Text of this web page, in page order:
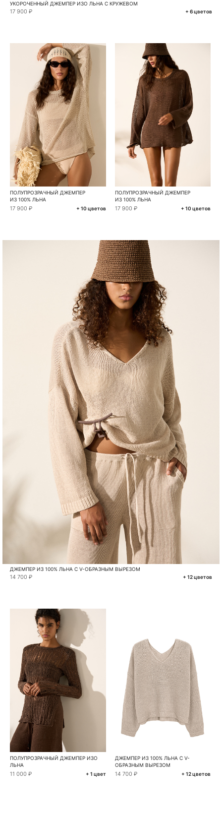
УКОРОЧЕННЫЙ ДЖЕМПЕР ИЗО ЛЬНА С КРУЖЕВОМ
17 900 ₽ + 6 цветов
ПОЛУПРОЗРАЧНЫЙ ДЖЕМПЕР
ИЗ 100% ЛЬНА
17 900 ₽ + 10 цветов
ПОЛУПРОЗРАЧНЫЙ ДЖЕМПЕР
ИЗ 100% ЛЬНА
17 900 ₽ + 10 цветов
ДЖЕМПЕР ИЗ 100% ЛЬНА С V-ОБРАЗНЫМ ВЫРЕЗОМ
14 700 ₽ + 12 цветов
ПОЛУПРОЗРАЧНЫЙ ДЖЕМПЕР ИЗО
ЛЬНА
11 000 ₽ + 1 цвет
ДЖЕМПЕР ИЗ 100% ЛЬНА С V-
ОБРАЗНЫМ ВЫРЕЗОМ
14 700 ₽ + 12 цветов